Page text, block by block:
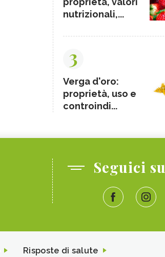
nutrizionali,...
3
Verga d'oro:
proprietà, uso e
controindi...
Seguici su
Risposte di salute